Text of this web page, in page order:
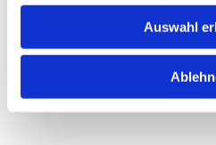
Auswahl
können Sie Ihr Heizöl nach
unserem Lagerstandort
Sie vor Ort bei der sicheren
zugelassenen Behältnisse.